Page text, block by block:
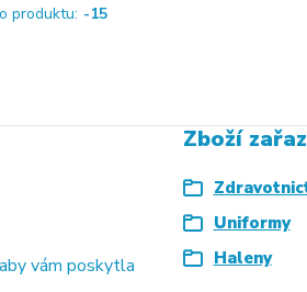
produktu: -15
vám poskytla
Zboží
Uniformy
Haleny